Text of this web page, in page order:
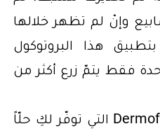
ما بين 4 و6 أسابيع وإنْ لم تظهر خلالها
بتطبيق هذا البروتوكول
فقط يتمّ زرع أكثر من
إلجئي إلى تقنيّة Dermofusion التي توفّر لكِ حلّاً